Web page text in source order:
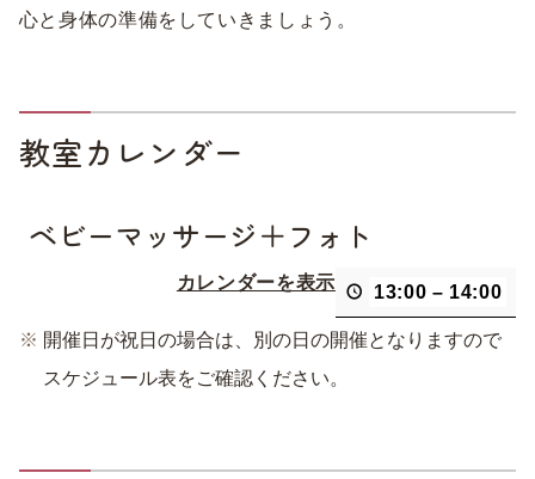
心と身体の準備をしていきましょう。
教室カレンダー
ベビーマッサージ＋フォト
13:00 – 14:00
カレンダーを表示
開催日が祝日の場合は、別の日の開催となりますので
スケジュール表をご確認ください。